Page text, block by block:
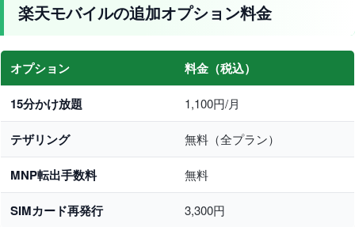
楽天モバイルの追加オプション料金
オプション 料金（税込）
15分かけ放題 1,100円/月
テザリング 無料（全プラン）
MNP転出手数料 無料
SIMカード再発行 3,300円